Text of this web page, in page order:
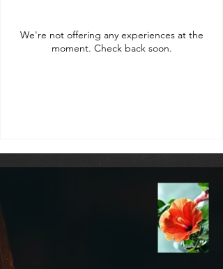
We're not offering any experiences at the
moment. Check back soon.